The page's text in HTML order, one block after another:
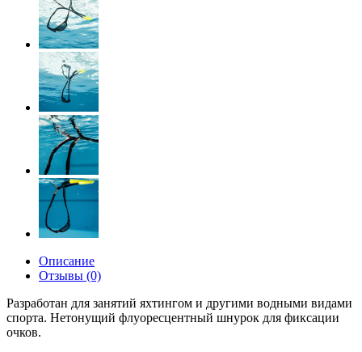
Описание
Отзывы (0)
Разработан для занятий яхтингом и другими водными видами
спорта. Нетонущий флуоресцентный шнурок для фиксации
очков.